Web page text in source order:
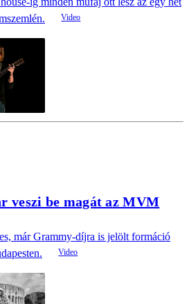
veszi be magát az MVM
már Grammy-díjra is jelölt formáció